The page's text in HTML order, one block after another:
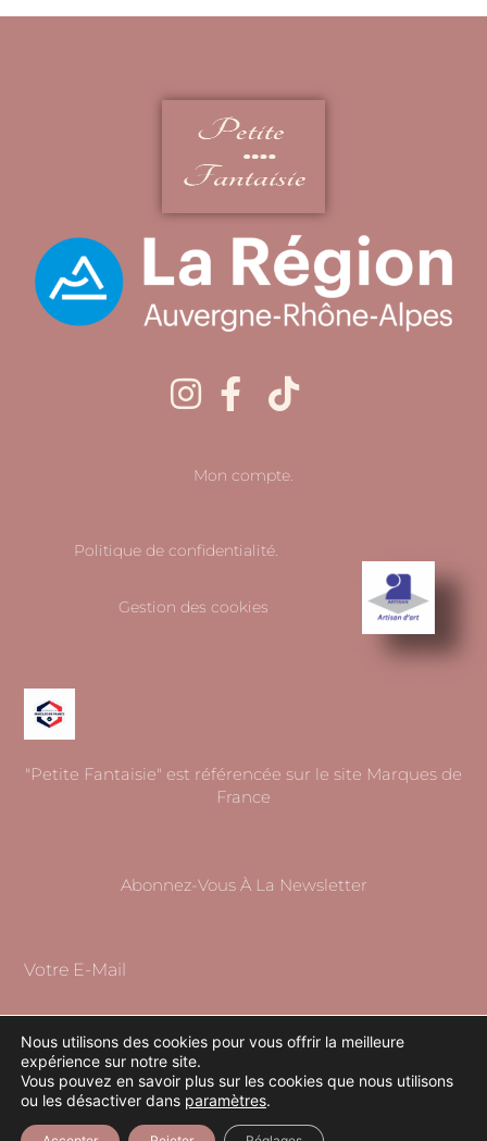
Mon compte.
Politique de confidentialité.
Gestion des cookies
"Petite Fantaisie" est référencée sur le site Marques de
France
Abonnez-Vous À La Newsletter
Votre E-Mail
S'ABONNER
Nous utilisons des cookies pour vous offrir la meilleure
expérience sur notre site.
Vous pouvez en savoir plus sur les cookies que nous utilisons
ou les désactiver dans paramètres.